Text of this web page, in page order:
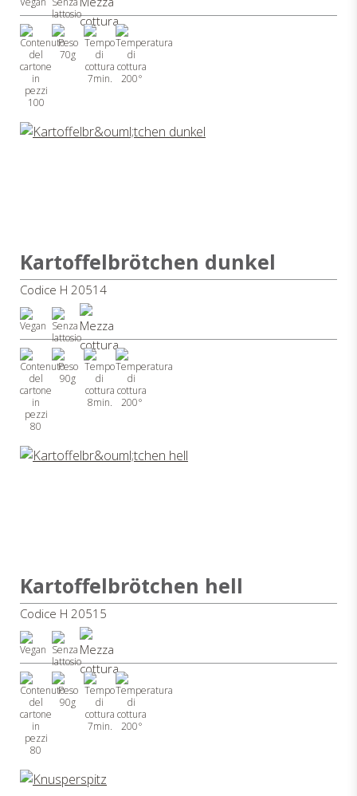
100
70g
7min.
200°
Kartoffelbrötchen dunkel
Codice H 20514
80
90g
8min.
200°
Kartoffelbrötchen hell
Codice H 20515
80
90g
7min.
200°